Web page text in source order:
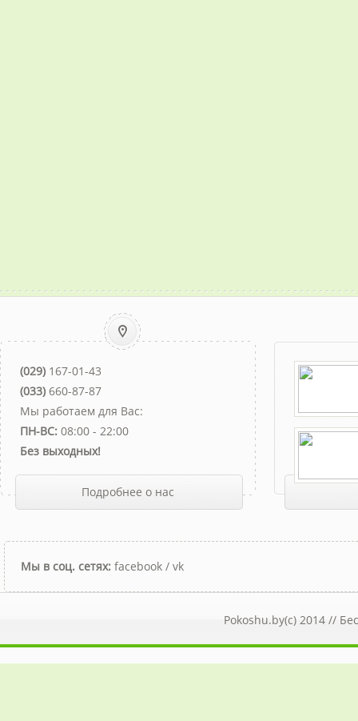
(029) 167-01-43
(033) 660-87-87
Мы работаем для Вас:
ПН-ВС: 08:00 - 22:00
Без выходных!
Подробнее о нас
Мы в соц. сетях: facebook / vk
Pokoshu.by(c) 2014 //